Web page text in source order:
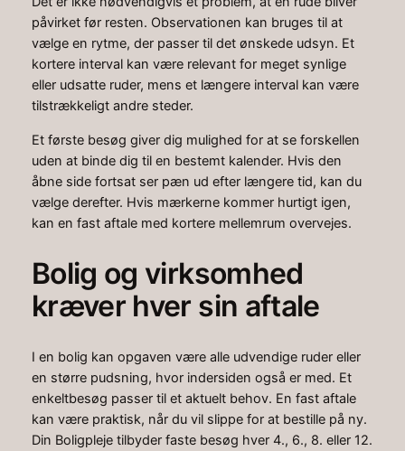
påvirket før resten. Observationen kan bruges til at
vælge en rytme, der passer til det ønskede udsyn. Et
kortere interval kan være relevant for meget synlige
eller udsatte ruder, mens et længere interval kan være
tilstrækkeligt andre steder.
Et første besøg giver dig mulighed for at se forskellen
uden at binde dig til en bestemt kalender. Hvis den
åbne side fortsat ser pæn ud efter længere tid, kan du
vælge derefter. Hvis mærkerne kommer hurtigt igen,
kan en fast aftale med kortere mellemrum overvejes.
Bolig og virksomhed
kræver hver sin aftale
I en bolig kan opgaven være alle udvendige ruder eller
en større pudsning, hvor indersiden også er med. Et
enkeltbesøg passer til et aktuelt behov. En fast aftale
kan være praktisk, når du vil slippe for at bestille på ny.
Din Boligpleje tilbyder faste besøg hver 4., 6., 8. eller 12.